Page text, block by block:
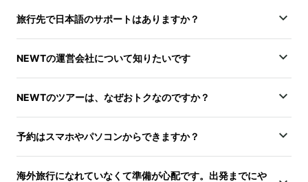
旅行先で日本語のサポートはありますか？
NEWTの運営会社について知りたいです
NEWTのツアーは、なぜおトクなのですか？
予約はスマホやパソコンからできますか？
海外旅行になれていなくて準備が心配です。出発までにや